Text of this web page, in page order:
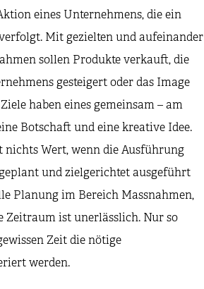
eines Unternehmens, die ein
Mit gezielten und aufeinander
sollen Produkte verkauft, die
gesteigert oder das Image
haben eines gemeinsam – am
Botschaft und eine kreative Idee.
nichts Wert, wenn die Ausführung
und zielgerichtet ausgeführt
Planung im Bereich Massnahmen,
Zeitraum ist unerlässlich. Nur so
Zeit die nötige
werden.